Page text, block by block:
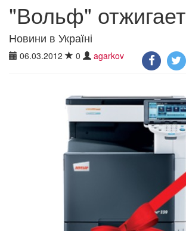
"Вольф" отжигает
Новини в Україні
06.03.2012 0 agarkov